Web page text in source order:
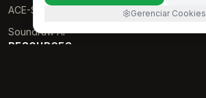
ACE-Step AI
Soundraw AI
RESOURCES
Gerenciar Cookies